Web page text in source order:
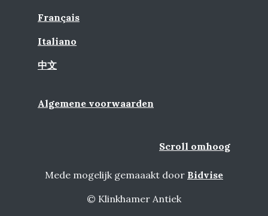
Français
Italiano
中文
Algemene voorwaarden
Scroll omhoog
Mede mogelijk gemaaakt door Bidvise
© Klinkhamer Antiek